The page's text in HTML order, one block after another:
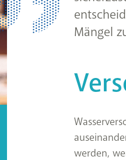
Mängel
werden,